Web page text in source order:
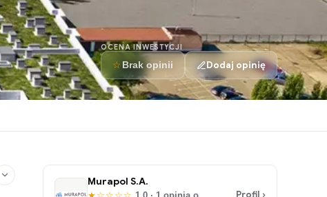
OCENA INWESTYCJI
☆ Brak opinii Dodaj opinię
Murapol S.A.
Profil ›